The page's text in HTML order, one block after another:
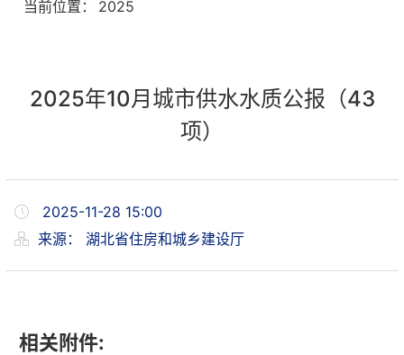
当前位置： 2025
2025年10月城市供水水质公报（43
项）
2025-11-28 15:00
来源： 湖北省住房和城乡建设厅
相关附件: